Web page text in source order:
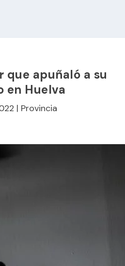
apuñaló a su
en Huelva
| Provincia